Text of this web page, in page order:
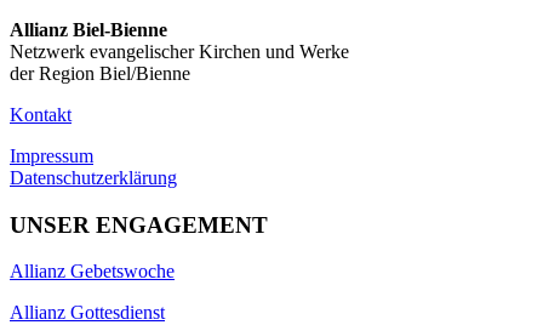
Allianz Biel-Bienne
Netzwerk evangelischer Kirchen und Werke
der Region Biel/Bienne
Kontakt
Impressum
Datenschutzerklärung
UNSER ENGAGEMENT
Allianz Gebetswoche
Allianz Gottesdienst